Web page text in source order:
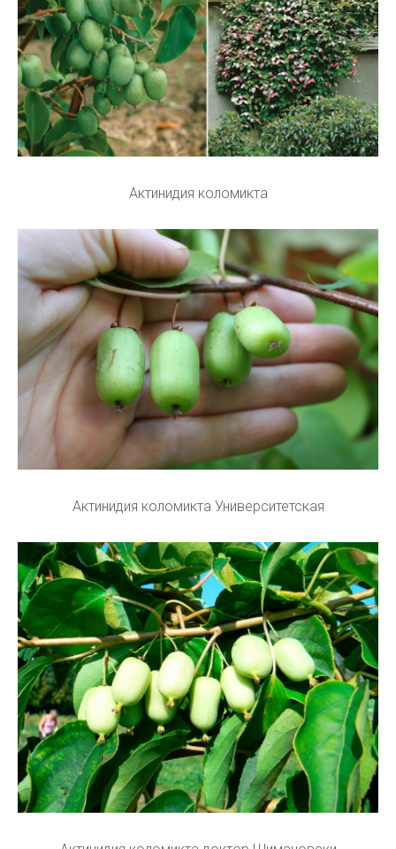
Актинидия коломикта
Актинидия коломикта Университетская